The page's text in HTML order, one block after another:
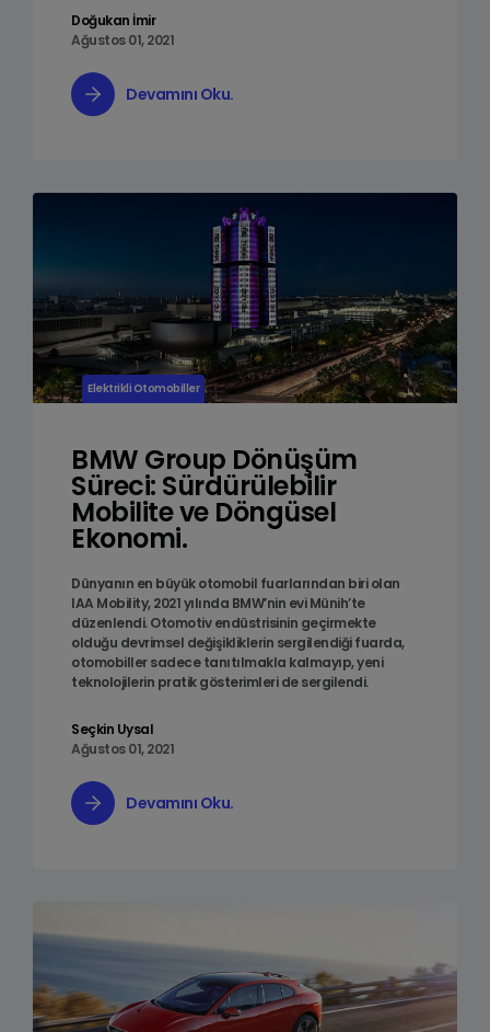
Doğukan İmir
Ağustos 01, 2021
Devamını Oku.
Elektrikli Otomobiller
BMW Group Dönüşüm
Süreci: Sürdürülebilir
Mobilite ve Döngüsel
Ekonomi.
Dünyanın en büyük otomobil fuarlarından biri olan
IAA Mobility, 2021 yılında BMW’nin evi Münih’te
düzenlendi. Otomotiv endüstrisinin geçirmekte
olduğu devrimsel değişikliklerin sergilendiği fuarda,
otomobiller sadece tanıtılmakla kalmayıp, yeni
teknolojilerin pratik gösterimleri de sergilendi.
Seçkin Uysal
Ağustos 01, 2021
Devamını Oku.